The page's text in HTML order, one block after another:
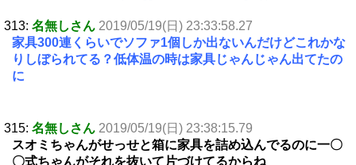
313: 名無しさん 2019/05/19(日) 23:33:58.27
家具300連くらいでソファ1個しか出ないんだけどこれかな
りしぼられてる？低体温の時は家具じゃんじゃん出てたの
に
315: 名無しさん 2019/05/19(日) 23:38:15.79
スオミちゃんがせっせと箱に家具を詰め込んでるのに一〇
〇式ちゃんがそれを抜いて片づけてるからね